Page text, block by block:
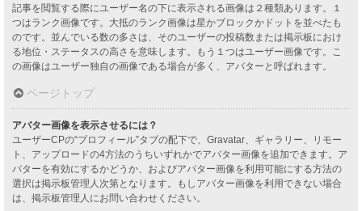
記事を閲覧する際にユーザー名の下に表示される画像は２種類あります。１
つはランク画像です。大抵のランク画像は星かブロックかドットを並べたも
のです。並んでいる数の多さは、そのユーザーの投稿数または掲示板におけ
る地位・ステータスの高さを意味します。もう１つはユーザー画像です。こ
の画像はユーザー独自の画像である場合が多く、アバターと呼ばれます。
ページトップ
アバター画像を表示させるには？
ユーザーCPの“プロフィール”タブの配下で、Gravatar、ギャラリー、リモー
ト、アップロードの4方法のうちいずれかでアバター画像を追加できます。ア
バターを有効にするかどうか、およびアバター画像を利用可能にする方法の
選択は掲示板管理人次第となります。もしアバター画像を利用できない場合
は、掲示板管理人にお問い合わせください。